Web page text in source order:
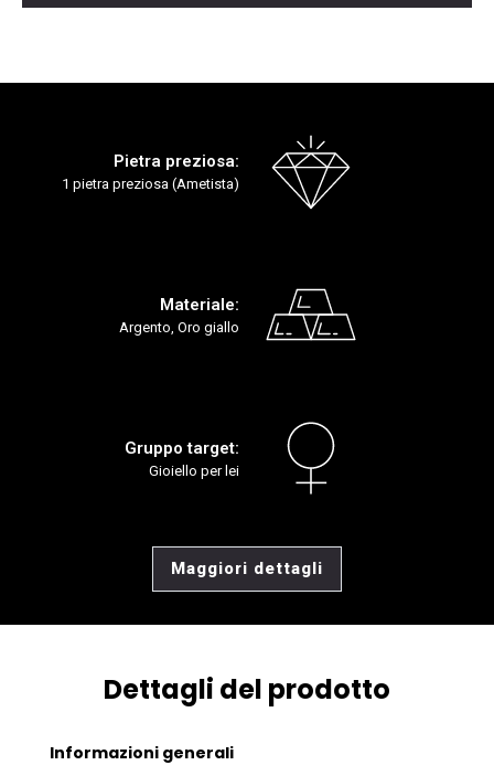
Pietra preziosa:
1 pietra preziosa (Ametista)
Materiale:
Argento, Oro giallo
Gruppo target:
Gioiello per lei
Maggiori dettagli
Dettagli del prodotto
Informazioni generali